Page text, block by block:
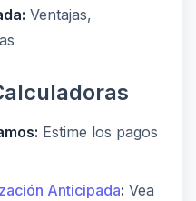
Ventajas,
Estime los pagos
Anticipada: Vea